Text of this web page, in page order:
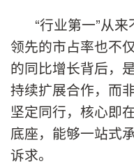
“行业第一”从
领先的市占率也不
的同比增长背后，
持续扩展合作，而
坚定同行，核心即
底座，能够一站式
诉求。